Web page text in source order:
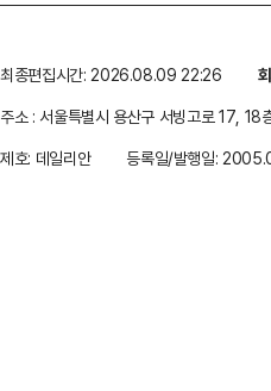
최종편집시간: 2026.08.09 22:26
주소 : 서울특별시 용산구 서빙고로 17, 18
제호: 데일리안
등록일/발행일: